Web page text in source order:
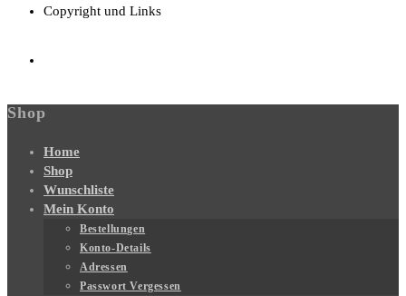
Copyright und Links
Shop
Home
Shop
Wunschliste
Mein Konto
Bestellungen
Konto-Details
Adressen
Passwort Vergessen